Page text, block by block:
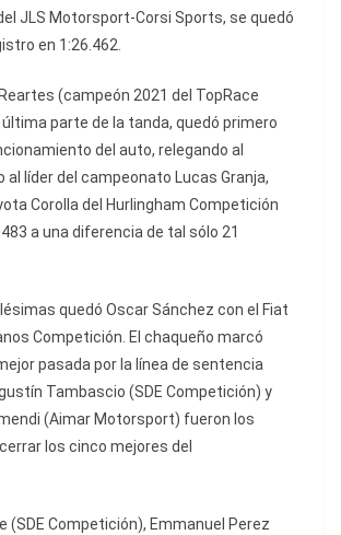
JLS Motorsport-Corsi Sports, se quedó
en 1:26.462.
(campeón 2021 del TopRace
parte de la tanda, quedó primero
del auto, relegando al
al líder del campeonato Lucas Granja,
Corolla del Hurlingham Competición
a una diferencia de tal sólo 21
quedó Oscar Sánchez con el Fiat
Competición. El chaqueño marcó
pasada por la línea de sentencia
Tambascio (SDE Competición) y
(Aimar Motorsport) fueron los
los cinco mejores del
(SDE Competición), Emmanuel Perez